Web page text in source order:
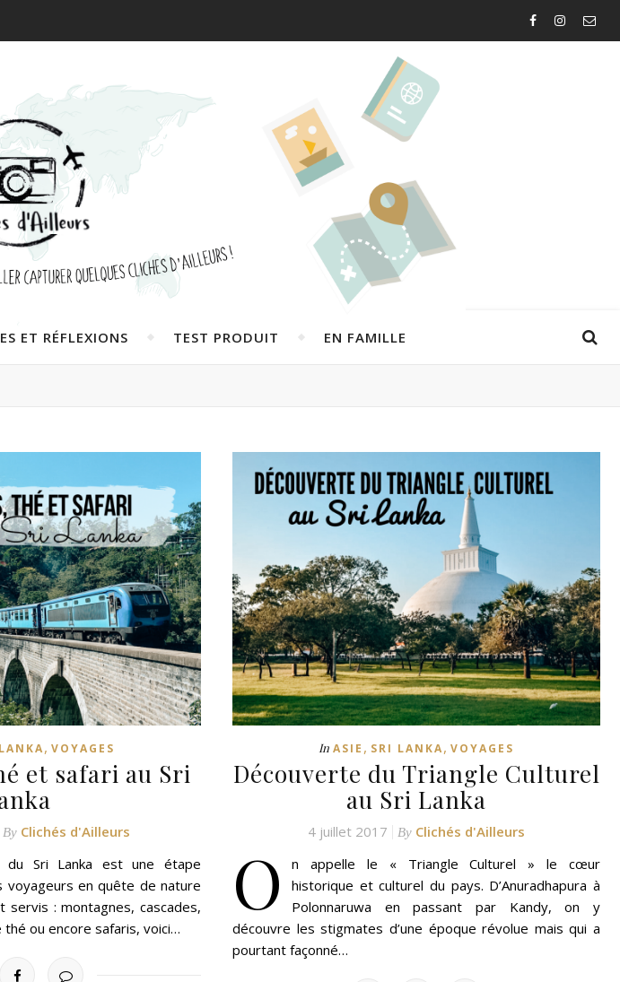
ET RÉFLEXIONS TEST PRODUIT EN FAMILLE
, VOYAGES
et safari au Sri
By Clichés d'Ailleurs
du Sri Lanka est une étape
voyageurs en quête de nature
servis : montagnes, cascades,
ou encore safaris, voici…
In ASIE , SRI LANKA, VOYAGES
Découverte du Triangle Culturel
au Sri Lanka
4 juillet 2017 By Clichés d'Ailleurs
O
n appelle le « Triangle Culturel » le cœur
historique et culturel du pays. D’Anuradhapura à
Polonnaruwa en passant par Kandy, on y
découvre les stigmates d’une époque révolue mais qui a
pourtant façonné…